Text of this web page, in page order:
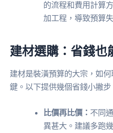
的流程和費用計算
加工程，導致預算
建材選購：省錢也
建材是裝潢預算的大宗，如
鍵。以下提供幾個省錢小撇步
比價再比價： 不同
異甚大。建議多跑